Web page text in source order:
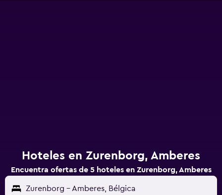
Hoteles en Zurenborg, Amberes
Encuentra ofertas de 5 hoteles en Zurenborg, Amberes
Zurenborg - Amberes, Bélgica